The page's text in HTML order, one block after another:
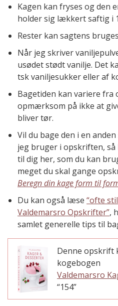
Kagen kan fryses og den
holder sig lækkert saftig i
Rester kan sagtens
Når jeg skriver
usødet stødt vanilje. Det
tsk vaniljesukker eller af
Bagetiden kan variere fra
opmærksom på ikke at
bliver tør.
Vil du bage den i en
jeg bruger i opskriften,
til dig her, som du kan
meget du skal gange
Beregn din kage form til
Du kan også læse “ofte
Valdemarsro Opskrifter”,
samlet generelle tips til
Denne opskrift
kogebogen
Valdemarsro
“154”